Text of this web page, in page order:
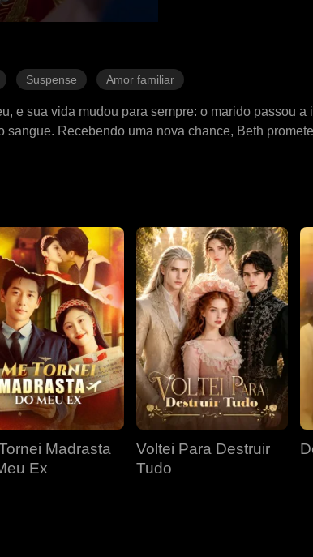
Suspense Amor familiar
e sua vida mudou para sempre: o marido passou a
Recebendo uma nova chance, Beth
Madrasta
Ex
Voltei Para Destruir
Tudo